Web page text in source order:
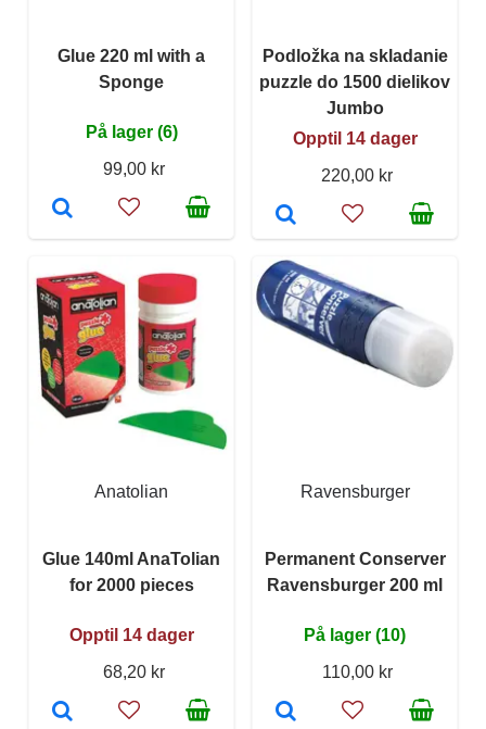
Glue 220 ml with a
Sponge
På lager (6)
99,00 kr
Podložka na skladanie
puzzle do 1500 dielikov
Jumbo
Opptil 14 dager
220,00 kr
Anatolian
Glue 140ml AnaTolian
for 2000 pieces
Opptil 14 dager
68,20 kr
Ravensburger
Permanent Conserver
Ravensburger 200 ml
På lager (10)
110,00 kr